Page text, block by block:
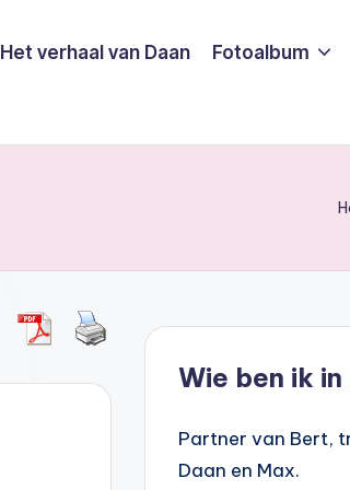
Het verhaal van Daan Fotoalbum
Wie ben ik
Partner van Bert,
Daan en Max.